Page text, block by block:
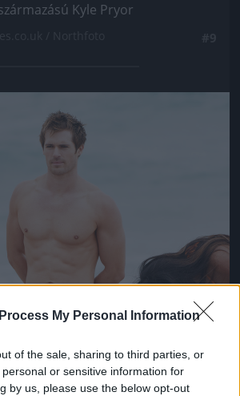
My Personal Information
of the sale, sharing to third parties, or
or sensitive information for
by us, please use the below opt-out
Kyle Pryor
Jön még kép!